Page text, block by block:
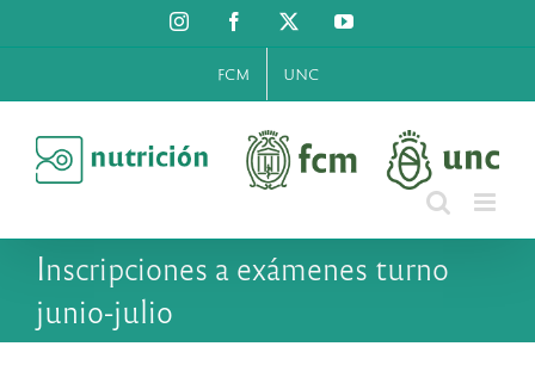
al
InstagramFacebook YouTube
FCM UNC
Inscripciones a exámenes turno
junio-julio